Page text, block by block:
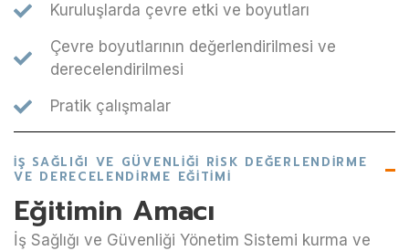
Kuruluşlarda çevre etki ve boyutları
Çevre boyutlarının değerlendirilmesi ve
derecelendirilmesi
Pratik çalışmalar
İŞ SAĞLIĞI VE GÜVENLIĞI RISK DEĞERLENDIRME
VE DERECELENDIRME EĞITIMI
Eğitimin Amacı
İş Sağlığı ve Güvenliği Yönetim Sistemi kurma ve